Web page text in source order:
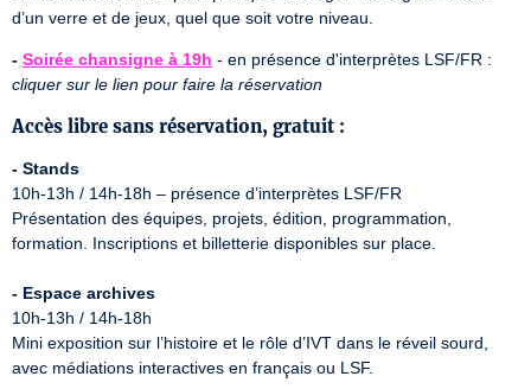
d’un verre et de jeux, quel que soit votre niveau.
- Soirée chansigne à 19h
cliquer sur le lien pour faire la réservation
Accès libre sans réservation, gratuit :
- Stands
10h-13h / 14h-18h – présence d’interprètes LSF/FR
Présentation des équipes, projets, édition, programmation,
formation. Inscriptions et billetterie disponibles sur place.
- Espace archives
10h-13h / 14h-18h
Mini exposition sur l’histoire et le rôle d’IVT dans le réveil sourd,
avec médiations interactives en français ou LSF.